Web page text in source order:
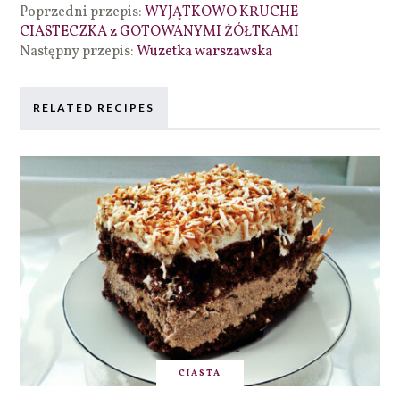
Poprzedni przepis:WYJĄTKOWO KRUCHE
CIASTECZKA z GOTOWANYMI ŻÓŁTKAMI
Następny przepis:Wuzetka warszawska
RELATED RECIPES
CIASTA